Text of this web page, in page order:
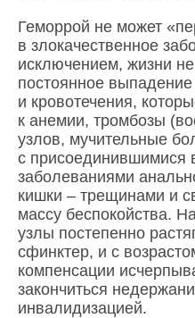
Геморрой не может
в злокачественное
исключением, жизни
постоянное
и кровотечения,
к анемии, тромбозы
узлов, мучительные
с присоединившимися
заболеваниями
кишки – трещинами и
массу беспокойства.
узлы постепенно
сфинктер, и с
компенсации
закончиться
инвалидизацией.